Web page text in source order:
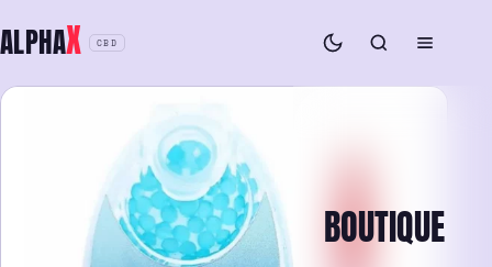
au
contenu
ALPHAX CBD
BOUTIQUE